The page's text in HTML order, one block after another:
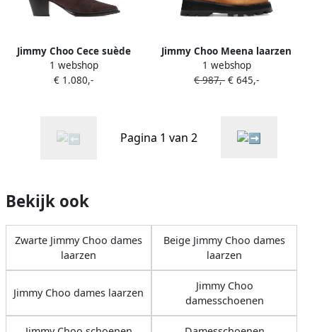
Jimmy Choo Cece suède
laarzen Bruin
1 webshop
€ 1.080,-
Jimmy Choo Meena laarzen
Bruin
1 webshop
€ 987,- € 645,-
Pagina 1 van 2
Bekijk ook
Zwarte Jimmy Choo dames
laarzen
Beige Jimmy Choo dames
laarzen
Jimmy Choo dames laarzen
Jimmy Choo
damesschoenen